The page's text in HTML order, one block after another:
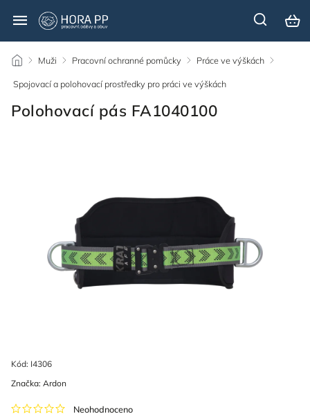
/ Muži / Pracovní ochranné pomůcky / Práce ve výškách /
Spojovací a polohovací prostředky pro práci ve výškách
Polohovací pás FA1040100
Kód: I4306
Neohodnoceno
Značka: Ardon